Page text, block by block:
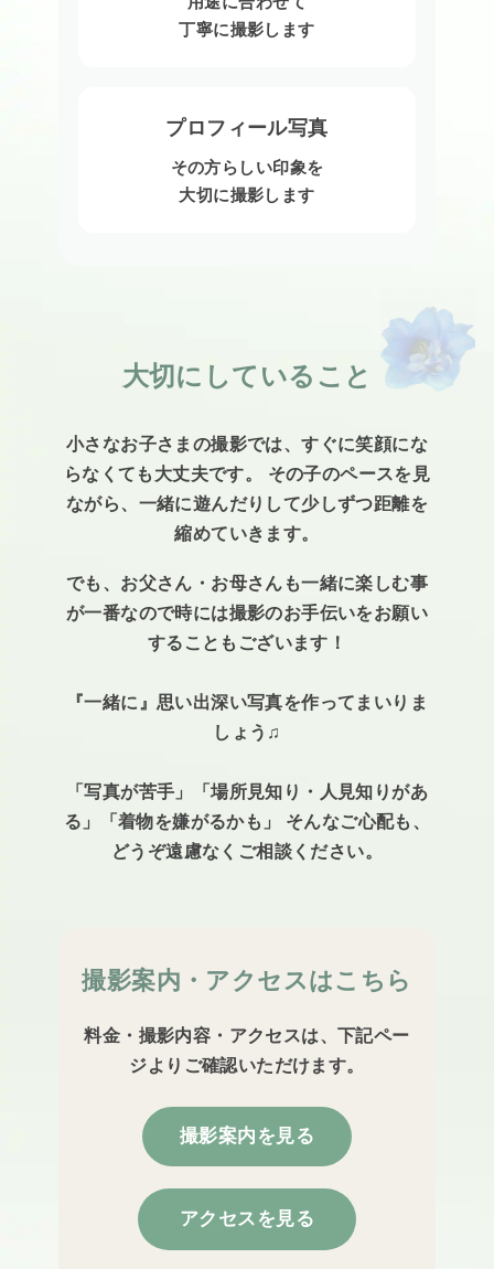
丁寧に撮影します
プロフィール写真
その方らしい印象を
大切に撮影します
大切にしていること
小さなお子さまの撮影では、すぐに笑顔にな
らなくても大丈夫です。 その子のペースを見
ながら、一緒に遊んだりして少しずつ距離を
縮めていきます。
でも、お父さん・お母さんも一緒に楽しむ事
が一番なので時には撮影のお手伝いをお願い
することもございます！
『一緒に』思い出深い写真を作ってまいりま
しょう♫
「写真が苦手」「場所見知り・人見知りがあ
る」「着物を嫌がるかも」 そんなご心配も、
どうぞ遠慮なくご相談ください。
撮影案内・アクセスはこちら
料金・撮影内容・アクセスは、下記ペー
ジよりご確認いただけます。
撮影案内を見る
アクセスを見る